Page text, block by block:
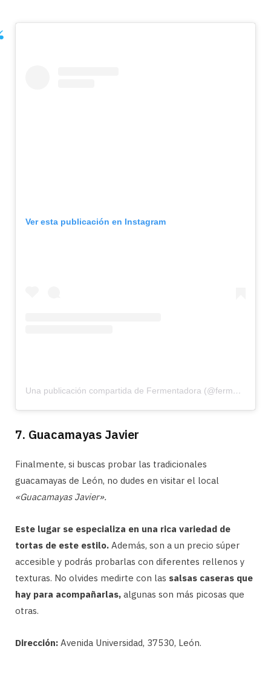
Ver esta publicación en Instagram
Una publicación compartida de Fermentadora (@fermentadora)
7. Guacamayas Javier
Finalmente, si buscas probar las tradicionales
guacamayas de León, no dudes en visitar el local
«Guacamayas Javier».
Este lugar se especializa en una rica variedad de
tortas de este estilo. Además, son a un precio súper
accesible y podrás probarlas con diferentes rellenos y
texturas. No olvides medirte con las salsas caseras que
hay para acompañarlas, algunas son más picosas que
otras.
Dirección: Avenida Universidad, 37530, León.